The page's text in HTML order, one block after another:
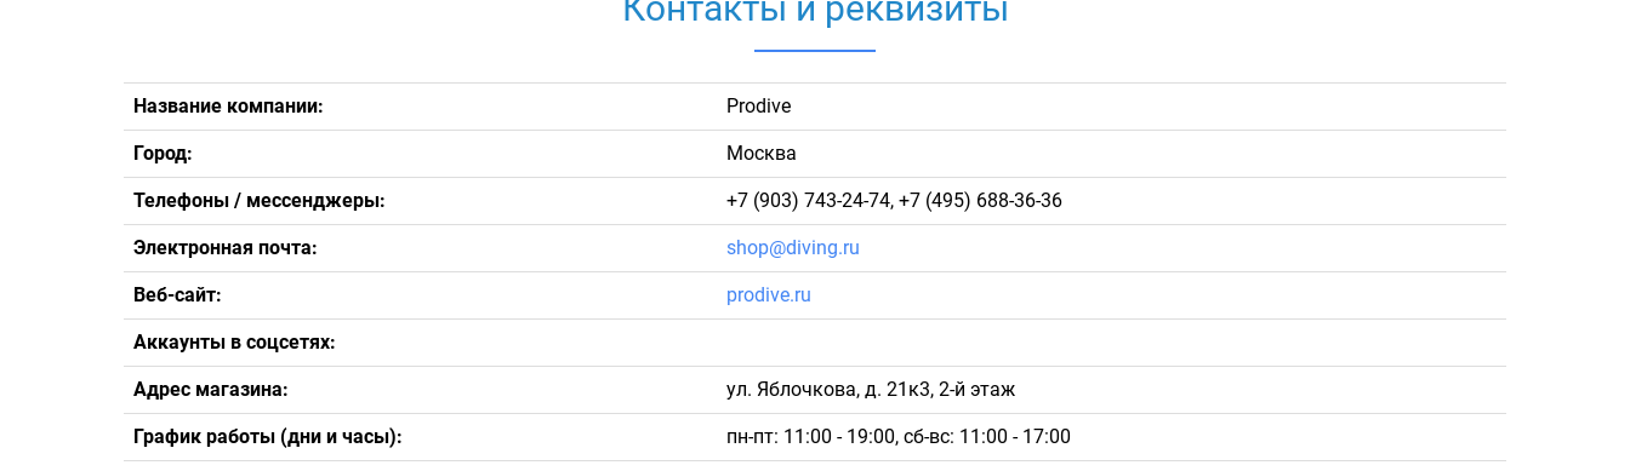
Название компании: Prodive
Город: Москва
Телефоны / мессенджеры: +7 (903) 743-24-74, +7 (495) 688-36-36
Электронная почта: shop@diving.ru
Веб-сайт: prodive.ru
Аккаунты в соцсетях:
Адрес магазина: ул. Яблочкова, д. 21к3, 2-й этаж
График работы (дни и часы): пн-пт: 11:00 - 19:00, сб-вс: 11:00 - 17:00